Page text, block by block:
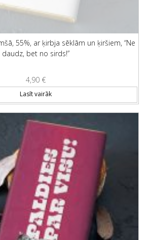
55%, ar ķirbja sēklām un ķiršiem, “Ne
daudz, bet no sirds!”
4,90 €
Lasīt vairāk